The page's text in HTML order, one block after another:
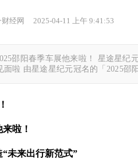
经网 2025-04-11 上午 9:41:53
邵阳春季车展他来啦！ 星途星纪
面啦 由星途星纪元冠名的「2025
来啦！
未来出行新范式”